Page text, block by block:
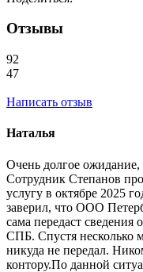
Отзывы
92
47
Написать отзыв
Наталья
Очень долгое ожидание,
Сотрудник Степанов
услугу в октябре 2025
заверил, что ООО
сама передаст
СПБ. Спустя несколько
никуда не передал.
контору.По данной